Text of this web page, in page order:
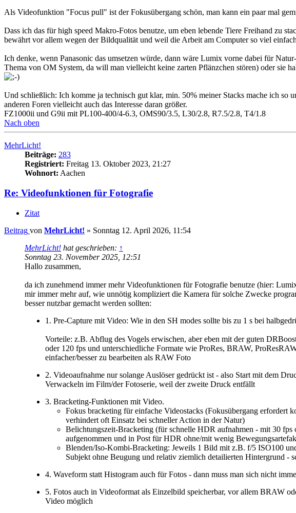
Als Videofunktion "Focus pull" ist der Fokusübergang schön, man kann ein paar mal
Dass ich das für high speed Makro-Fotos benutze, um eben lebende Tiere Freihand zu
bewährt vor allem wegen der Bildqualität und weil die Arbeit am Computer so viel
Ich denke, wenn Panasonic das umsetzen würde, dann wäre Lumix vorne dabei für
Thema von OM System, da will man vielleicht keine zarten Pflänzchen stören) oder sie
Und schließlich: Ich komme ja technisch gut klar, min. 50% meiner Stacks mache ich
anderen Foren vielleicht auch das Interesse daran größer.
FZ1000ii und G9ii mit PL100-400/4-6.3, OMS90/3.5, L30/2.8, R7.5/2.8, T4/1.8
Nach oben
MehrLicht!
Beiträge: 283
Registriert: Freitag 13. Oktober 2023, 21:27
Wohnort: Aachen
Re: Videofunktionen für Fotografie
Zitat
Beitrag von MehrLicht! » Sonntag 12. April 2026, 11:54
MehrLicht! hat geschrieben: ↑
Sonntag 23. November 2025, 12:51
Hallo zusammen,
da ich zunehmend immer mehr Videofunktionen für Fotografie benutze (hier:
mir immer mehr auf, wie unnötig kompliziert die Kamera für solche Zwecke
besser nutzbar gemacht werden sollten:
1. Pre-Capture mit Video: Wie in den SH modes sollte bis zu 1 s bei
Vorteile: z.B. Abflug des Vogels erwischen, aber eben mit der guten
oder 120 fps und unterschiedliche Formate wie ProRes, BRAW,
einfacher/besser zu bearbeiten als RAW Foto
2. Videoaufnahme nur solange Auslöser gedrückt ist - also Start mit dem
Verwackeln im Film/der Fotoserie, weil der zweite Druck entfällt
3. Bracketing-Funktionen mit Video.
Fokus bracketing für einfache Videostacks (Fokusübergang erfordert
verhindert oft Einsatz bei schneller Action in der Natur)
Belichtungszeit-Bracketing (für schnelle HDR aufnahmen - mit 30
aufgenommen und in Post für HDR ohne/mit wenig
Blenden/Iso-Kombi-Bracketing: Jeweils 1 Bild mit z.B. f/5 ISO100
Subjekt ohne Beugung und relativ ziemlich detailierten Hintergrund -
4. Waveform statt Histogram auch für Fotos - dann muss man sich nicht
5. Fotos auch in Videoformat als Einzelbild speicherbar, vor allem BRAW
Video möglich